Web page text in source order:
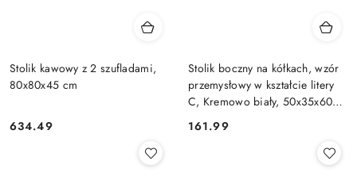
Stolik kawowy z 2 szufladami,
80x80x45 cm
Cena:
634.49
Stolik boczny na kółkach, wzór
przemysłowy w kształcie litery
C, Kremowo biały, 50x35x60
Cena:
161.99